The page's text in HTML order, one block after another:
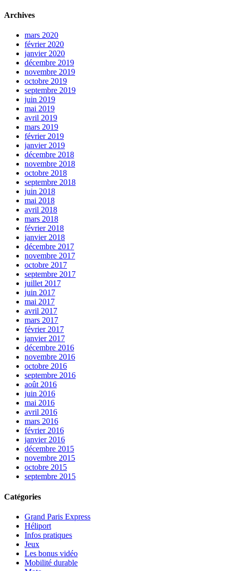
Archives
mars 2020
février 2020
janvier 2020
décembre 2019
novembre 2019
octobre 2019
septembre 2019
juin 2019
mai 2019
avril 2019
mars 2019
février 2019
janvier 2019
décembre 2018
novembre 2018
octobre 2018
septembre 2018
juin 2018
mai 2018
avril 2018
mars 2018
février 2018
janvier 2018
décembre 2017
novembre 2017
octobre 2017
septembre 2017
juillet 2017
juin 2017
mai 2017
avril 2017
mars 2017
février 2017
janvier 2017
décembre 2016
novembre 2016
octobre 2016
septembre 2016
août 2016
juin 2016
mai 2016
avril 2016
mars 2016
février 2016
janvier 2016
décembre 2015
novembre 2015
octobre 2015
septembre 2015
Catégories
Grand Paris Express
Héliport
Infos pratiques
Jeux
Les bonus vidéo
Mobilité durable